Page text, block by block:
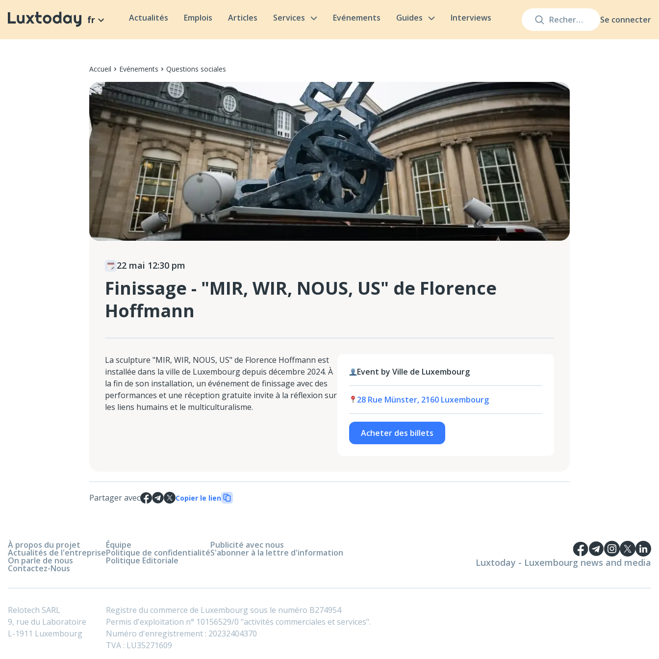
Se connecter
fr Actualités Emplois Articles Services Evénements Guides Interviews
Accueil Evénements Questions sociales
22 mai 12:30 pm
Finissage - "MIR, WIR, NOUS, US" de Florence
Hoffmann
La sculpture "MIR, WIR, NOUS, US" de Florence Hoffmann est
installée dans la ville de Luxembourg depuis décembre 2024. À
la fin de son installation, un événement de finissage avec des
performances et une réception gratuite invite à la réflexion sur
les liens humains et le multiculturalisme.
Event by Ville de Luxembourg
28 Rue Münster, 2160 Luxembourg
Acheter des billets
Partager avec Copier le lien
À propos du projet
Actualités de l'entreprise
On parle de nous
Contactez-Nous
Équipe
Politique de confidentialité
Politique Editoriale
Publicité avec nous
S'abonner à la lettre d'information
Luxtoday - Luxembourg news and media
Relotech SARL
9, rue du Laboratoire
L-1911 Luxembourg
Registre du commerce de Luxembourg sous le numéro B274954
Permis d'exploitation n° 10156529/0 "activités commerciales et services".
Numéro d'enregistrement : 20232404370
TVA : LU35271609